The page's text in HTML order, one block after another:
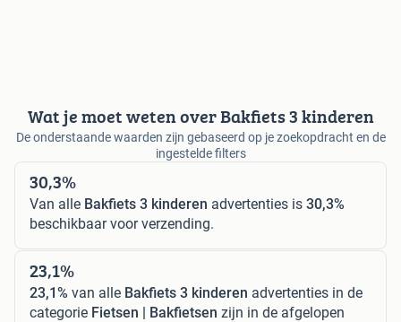
Wat je moet weten over Bakfiets 3 kinderen
De onderstaande waarden zijn gebaseerd op je zoekopdracht en de
ingestelde filters
30,3%
Van alle Bakfiets 3 kinderen advertenties is 30,3%
beschikbaar voor verzending.
23,1%
23,1% van alle Bakfiets 3 kinderen advertenties in de
categorie Fietsen | Bakfietsen zijn in de afgelopen